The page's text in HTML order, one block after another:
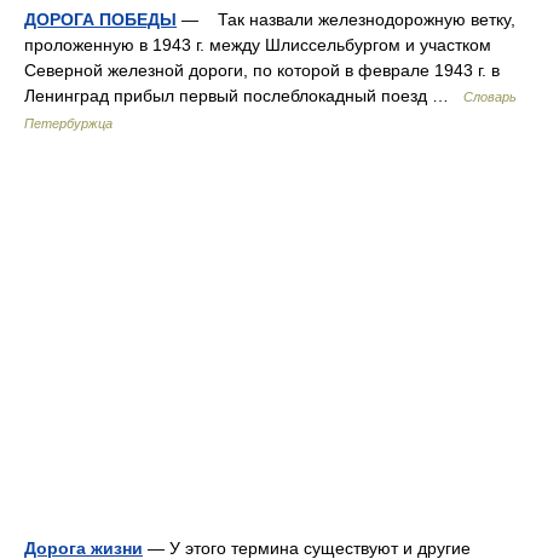
ДОРОГА ПОБЕДЫ — Так назвали железнодорожную ветку,
проложенную в 1943 г. между Шлиссельбургом и участком
Северной железной дороги, по которой в феврале 1943 г. в
Ленинград прибыл первый послеблокадный поезд …
Словарь
Петербуржца
Дорога жизни — У этого термина существуют и другие